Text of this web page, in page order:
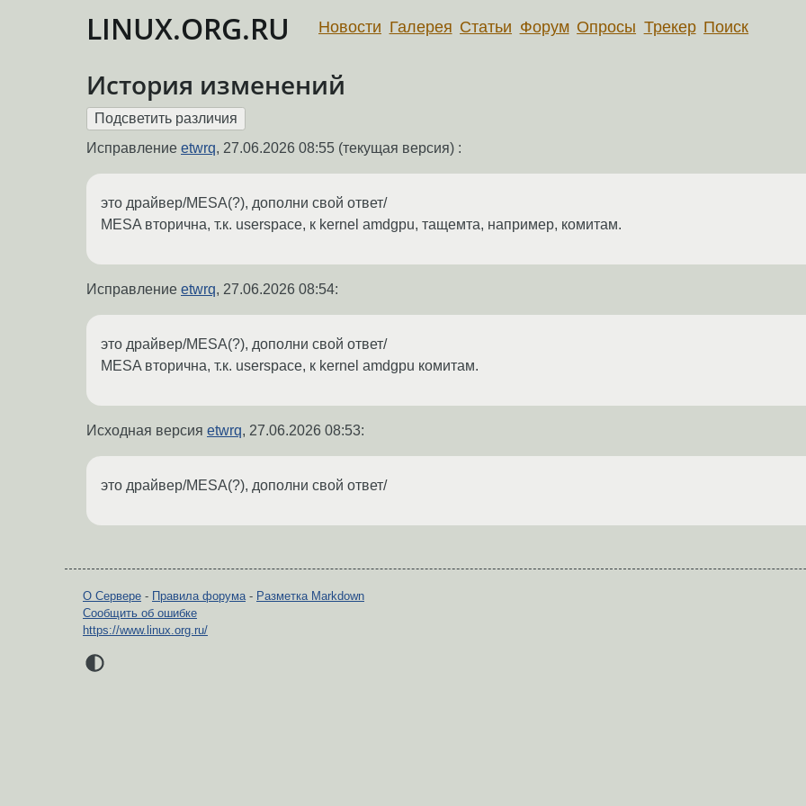
LINUX.ORG.RU Новости Галерея Статьи Форум Опросы Трекер Поиск
История изменений
Исправление etwrq, 27.06.2026 08:55 (текущая версия) :
это драйвер/MESA(?), дополни свой ответ/
MESA вторична, т.к. userspace, к kernel amdgpu, тащемта, например, комитам.
Исправление etwrq, 27.06.2026 08:54:
это драйвер/MESA(?), дополни свой ответ/
MESA вторична, т.к. userspace, к kernel amdgpu комитам.
Исходная версия etwrq, 27.06.2026 08:53:
это драйвер/MESA(?), дополни свой ответ/
О Сервере - Правила форума- Разметка Markdown
Сообщить об ошибке
https://www.linux.org.ru/